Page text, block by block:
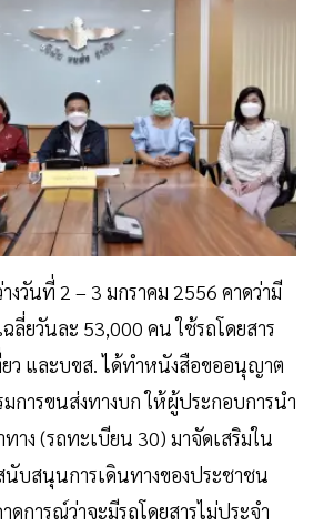
งวันที่ 2 – 3 มกราคม 2556 คาดว่ามี
ฉลี่ยวันละ 53,000 คน ใช้รถโดยสาร
ว และบขส. ได้ทำหนังสือขออนุญาต
การขนส่งทางบก ให้ผู้ประกอบการนำ
ทาง (รถทะเบียน 30) มาจัดเสริมใน
นับสนุนการเดินทางของประชาชน
ดการณ์ว่าจะมีรถโดยสารไม่ประจำ